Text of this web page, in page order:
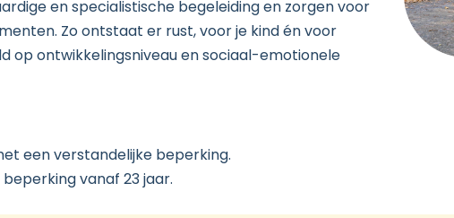
en specialistische begeleiding en zorgen voor
Zo ontstaat er rust, voor je kind én voor
op ontwikkelingsniveau en sociaal-emotionele
een verstandelijke beperking.
vanaf 23 jaar.